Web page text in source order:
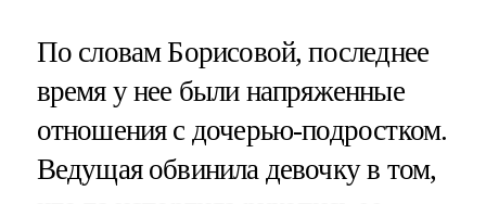
По словам Борисовой, последнее
время у нее были напряженные
отношения с дочерью-подростком.
Ведущая обвинила девочку в том,